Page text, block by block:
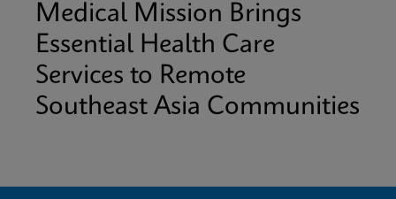
Medical Mission Brings
Essential Health Care
Services to Remote
Southeast Asia Communities